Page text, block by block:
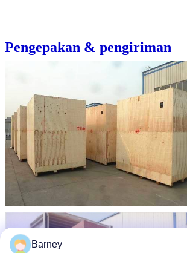
Pengepakan & pengiriman
Barney